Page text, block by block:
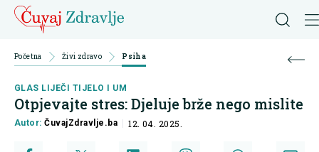
Početna Živi zdravo Psiha
GLAS LIJEČI TIJELO I UM
Otpjevajte stres: Djeluje brže nego mislite
Autor:ČuvajZdravlje.ba 12. 04. 2025.